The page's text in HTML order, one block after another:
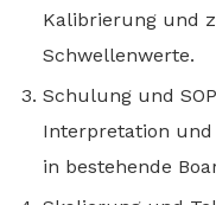
Kalibrierung und
Schwellenwerte.
Schulung und
Interpretation und
in bestehende